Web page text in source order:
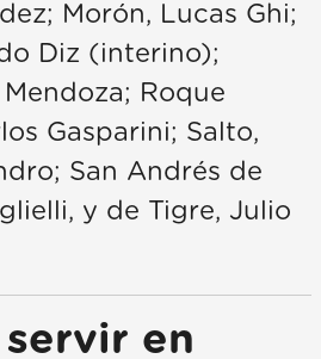
Morón, Lucas Ghi;
Diz (interino);
Roque
Gasparini; Salto,
San Andrés de
y de Tigre, Julio
en